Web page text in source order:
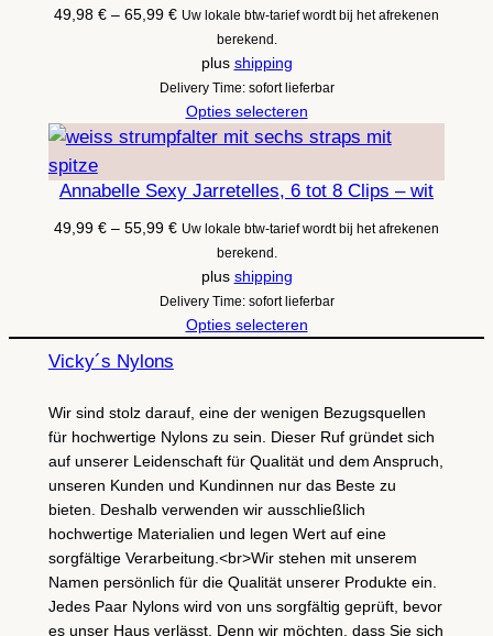
49,98 € – 65,99 €Prijsklasse:
49,98 €
65,99 €
Uw lokale btw-tarief wordt bij het afrekenen
berekend.
plus shipping
Delivery Time: sofort lieferbar
Opties selecteren
Annabelle Sexy Jarretelles, 6 tot 8 Clips – wit
49,99 € – 55,99 €Prijsklasse:
49,99 €
55,99 €
Uw lokale btw-tarief wordt bij het afrekenen
berekend.
plus shipping
Delivery Time: sofort lieferbar
Opties selecteren
Vicky´s Nylons
Wir sind stolz darauf, eine der wenigen Bezugsquellen
für hochwertige Nylons zu sein. Dieser Ruf gründet sich
auf unserer Leidenschaft für Qualität und dem Anspruch,
unseren Kunden und Kundinnen nur das Beste zu
bieten. Deshalb verwenden wir ausschließlich
hochwertige Materialien und legen Wert auf eine
sorgfältige Verarbeitung.<br>Wir stehen mit unserem
Namen persönlich für die Qualität unserer Produkte ein.
Jedes Paar Nylons wird von uns sorgfältig geprüft, bevor
es unser Haus verlässt. Denn wir möchten, dass Sie sich